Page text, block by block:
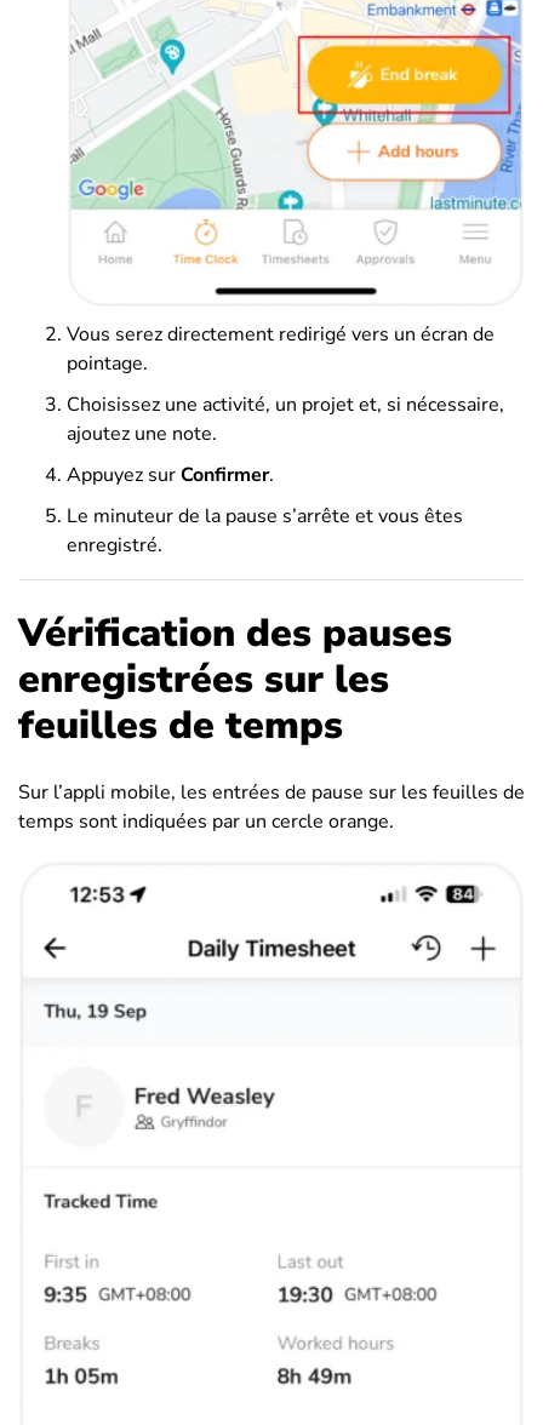
Vous serez directement redirigé vers un écran de
pointage.
Choisissez une activité, un projet et, si nécessaire,
ajoutez une note.
Appuyez surConfirmer.
Le minuteur de la pause s’arrête et vous êtes
enregistré.
Vérification des pauses
enregistrées sur les
feuilles de temps
Sur l’appli mobile, les entrées de pause sur les feuilles de
temps sont indiquées par un cercle orange.